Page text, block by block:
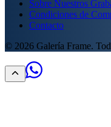
Sobre Nuestros
Condiciones de
Contacto
© 2026 Galería Frame.